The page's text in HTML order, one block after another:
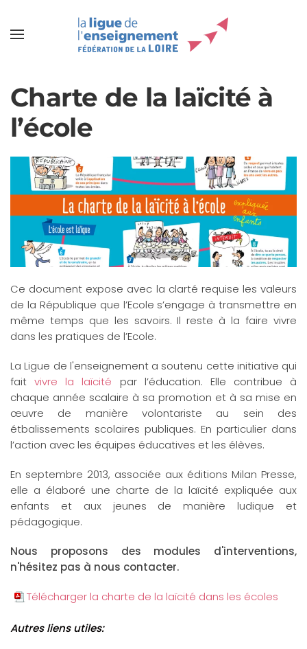
Charte de la laïcité à
l’école
Ce document expose avec la clarté requise les valeurs
de la République que l’Ecole s’engage à transmettre en
même temps que les savoirs. Il reste à la faire vivre
dans les pratiques de l’Ecole.
La Ligue de l'enseignement a soutenu cette initiative qui
faitvivre la laïcité par l’éducation. Elle contribue à
chaque année scalaire à sa promotion et à sa mise en
œuvre de manière volontariste au sein des
étbalissements scolaires publiques. En particulier dans
l’action avec les équipes éducatives et les élèves.
En septembre 2013, associée aux éditions Milan Presse,
elle a élaboré une charte de la laïcité expliquée aux
enfants et aux jeunes de manière ludique et
pédagogique.
Nous proposons des modules d'interventions,
n'hésitez pas à nous contacter.
Télécharger la charte de la laïcité dans les écoles
Autres liens utiles: